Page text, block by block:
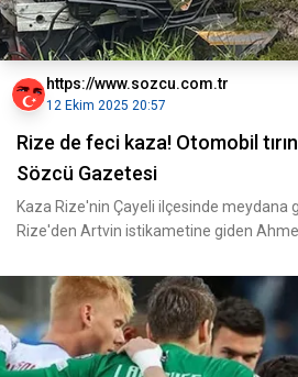
https://www.sozcu.com.tr
12 Ekim 2025 20:57
Rize de feci kaza! Otomobil
Sözcü Gazetesi
Kaza Rize'nin Çayeli ilçesinde meydana
Rize'den Artvin istikametine giden